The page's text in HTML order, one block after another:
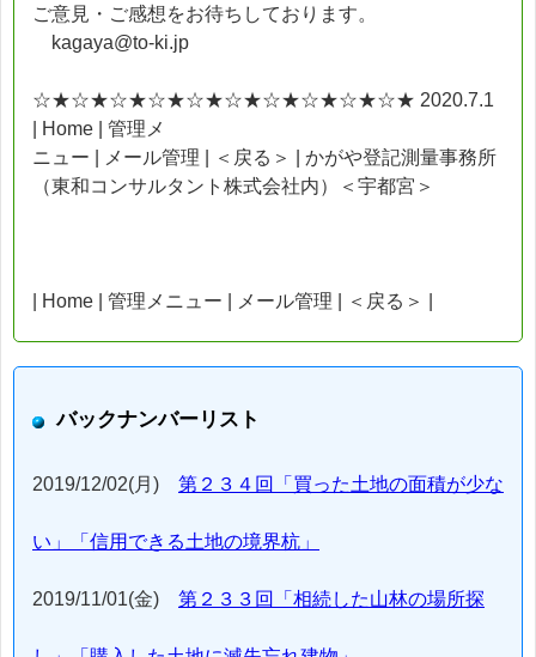
ご意見・ご感想をお待ちしております。
kagaya@to-ki.jp
☆★☆★☆★☆★☆★☆★☆★☆★☆★☆★ 2020.7.1
| Home | 管理メ
ニュー | メール管理 | ＜戻る＞ | かがや登記測量事務所
（東和コンサルタント株式会社内）＜宇都宮＞
| Home | 管理メニュー | メール管理 | ＜戻る＞ |
バックナンバーリスト
2019/12/02(月) 第２３４回「買った土地の面積が少な
い」「信用できる土地の境界杭」
2019/11/01(金) 第２３３回「相続した山林の場所探